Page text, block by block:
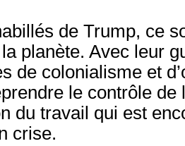
de Trump, ce
la planète. Avec leur
de colonialisme et
le contrôle de
du travail qui est
crise.